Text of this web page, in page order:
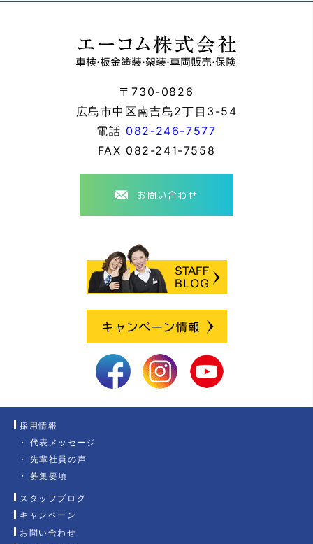
〒730-0826
広島市中区南吉島2丁目3-54
電話 082-246-7577
FAX 082-241-7558
お問い合わせ
採用情報
代表メッセージ
先輩社員の声
募集要項
スタッフブログ
キャンペーン
お問い合わせ